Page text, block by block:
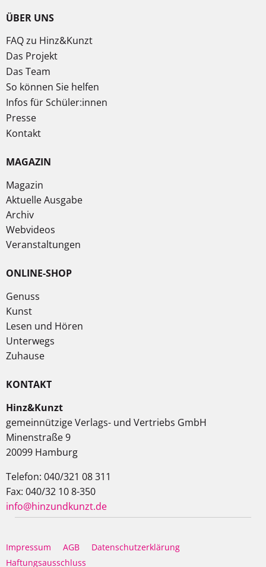
ÜBER UNS
FAQ zu Hinz&Kunzt
Das Projekt
Das Team
So können Sie helfen
Infos für Schüler:innen
Presse
Kontakt
MAGAZIN
Magazin
Aktuelle Ausgabe
Archiv
Webvideos
Veranstaltungen
ONLINE-SHOP
Genuss
Kunst
Lesen und Hören
Unterwegs
Zuhause
KONTAKT
Hinz&Kunzt
gemeinnützige Verlags- und Vertriebs GmbH
Minenstraße 9
20099 Hamburg
Telefon: 040/321 08 311
Fax: 040/32 10 8-350
info@hinzundkunzt.de
Impressum AGB
Datenschutzerklärung
Haftungsausschluss